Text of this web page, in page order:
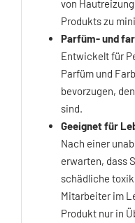
von
Produkts zu
Parfüm- und
Entwickelt für
Parfüm und
bevorzugen,
sind.
Geeignet für
Nach einer
erwarten, dass
schädliche
Mitarbeiter im
Produkt nur in